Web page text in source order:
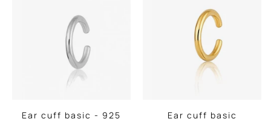
Ear cuff basic - 925 Ear cuff basic